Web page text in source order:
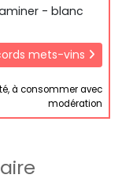
- blanc
mets-vins
à consommer avec
modération